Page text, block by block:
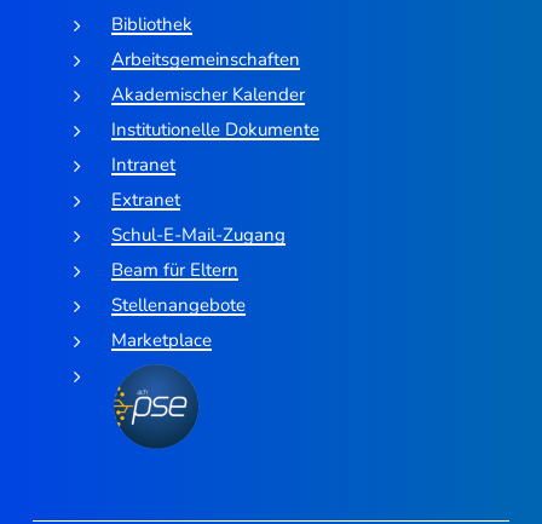
Bibliothek
Arbeitsgemeinschaften
Akademischer Kalender
Institutionelle Dokumente
Intranet
Extranet
Schul-E-Mail-Zugang
Beam für Eltern
Stellenangebote
Marketplace